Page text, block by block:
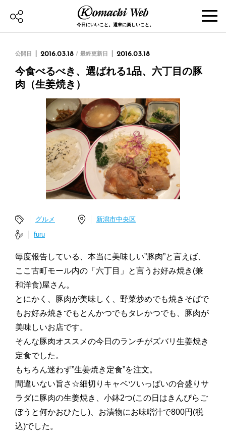
今日にいいこと。週末に楽しいこと。
公開日 2016.03.18 最終更新日 2016.03.18
今食べるべき、選ばれる1品、六丁目の豚
肉（生姜焼き）
グルメ
新潟市中央区
furu
毎度報告している、本当に美味しい”豚肉”と言えば、
ここ古町モール内の「六丁目」と言うお好み焼き(兼
和洋食)屋さん。
とにかく、豚肉が美味しく、野菜炒めでも焼きそばで
もお好み焼きでもとんかつでもタレかつでも、豚肉が
美味しいお店です。
そんな豚肉オススメの今日のランチがズバリ生姜焼き
定食でした。
もちろん迷わず”生姜焼き定食”を注文。
間違いない旨さ☆細切りキャベツいっぱいの合盛りサ
ラダに豚肉の生姜焼き、小鉢2つ(この日はきんぴらご
ぼうと何かおひたし)、お漬物にお味噌汁で800円(税
込)でした。